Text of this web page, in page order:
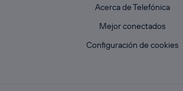
Acerca de Telefónica
Mejor conectados
Configuración de cookies